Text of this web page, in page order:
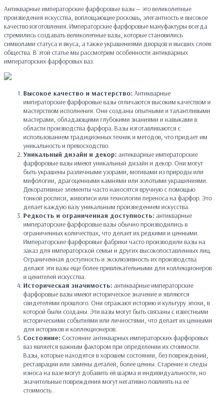
Антикварные императорские фарфоровые вазы — это великолепные
произведения искусства, воплощающие роскошь, элегантность и высокое
качество изготовления. Императорские фарфоровые мануфактуры всегда
стремились создавать великолепные вазы, которые становились
символами статуса и вкуса, а также украшениями дворцов и высших слоев
общества. В этой статье мы рассмотрим особенности антикварных
императорских фарфоровых ваз.
Высокое качество и мастерство: Антикварные
императорские фарфоровые вазы отличаются высоким качеством и
мастерством исполнения. Они созданы опытными и талантливыми
мастерами, обладающими глубокими знаниями и навыками в
области производства фарфора. Вазы изготавливаются с
использованием традиционных техник и методов, что придает им
уникальность и превосходство.
Уникальный дизайн и декор: антикварные императорские
фарфоровые вазы имеют уникальный дизайн и декор. Они могут
быть украшены различными узорами, мотивами из природы или
мифологии, драгоценными камнями или золотыми украшениями.
Декоративные элементы часто наносятся вручную с помощью
тонкой росписи, живописи или технологии переноса на фарфор. Это
делает каждую вазу уникальным произведением искусства.
Редкость и ограниченная доступность: антикварные
императорские фарфоровые вазы обычно производились в
ограниченных количествах, что делает их редкими и ценными.
Императорские фарфоровые фабрики часто производили вазы на
заказ для императорской семьи и других высокопоставленных лиц.
Ограниченная доступность и эксклюзивность их производства
делают эти вазы еще более привлекательными для коллекционеров
и ценителей искусства.
Историческая значимость: антикварные императорские
фарфоровые вазы имеют историческое значение и являются
свидетелями прошлого. Они отражают историю и культуру эпохи, в
которой были созданы. Эти вазы могут быть связаны с известными
историческими событиями или личностями, что делает их ценными
для историков и коллекционеров.
Состояние: Состояние антикварных императорских фарфоровых
ваз является важным фактором при определении их стоимости.
Вазы, которые находятся в хорошем состоянии, без повреждений,
реставрации или замены деталей, более ценны. Старение и следы
износа на вазе могут добавить ей шарма и индивидуальности, но
значительные повреждения могут негативно повлиять на ее
стоимость.